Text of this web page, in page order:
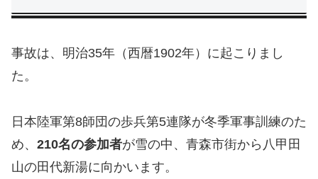
事故は、明治35年（西暦1902年）に起こりまし
た。
日本陸軍第8師団の歩兵第5連隊が冬季軍事訓練のた
め、 210名の参加者が雪の中、青森市街から八甲田
山の田代新湯に向かいます。